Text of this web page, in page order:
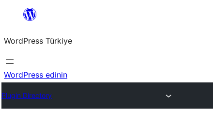
İçeriğe
WordPress Türkiye
WordPress edinin
Plugin Directory